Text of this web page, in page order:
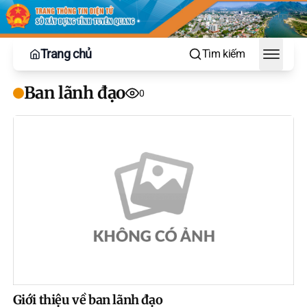
Trang chủ Tìm kiếm
Toggle
Ban lãnh đạo 0
Giới thiệu về ban lãnh đạo